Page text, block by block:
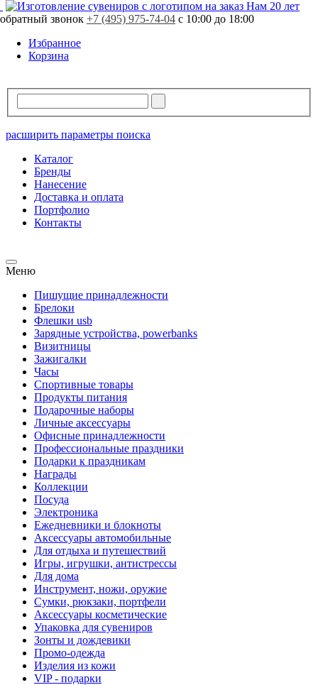
Нам 20 лет
обратный звонок +7 (495) 975-74-04 с 10:00 до 18:00
Избранное
Корзина
расширить параметры поиска
Каталог
Бренды
Нанесение
Доставка и оплата
Портфолио
Контакты
Меню
Пишущие принадлежности
Брелоки
Флешки usb
Зарядные устройства, powerbanks
Визитницы
Зажигалки
Часы
Спортивные товары
Продукты питания
Подарочные наборы
Личные аксессуары
Офисные принадлежности
Профессиональные праздники
Подарки к праздникам
Награды
Коллекции
Посуда
Электроника
Ежедневники и блокноты
Аксессуары автомобильные
Для отдыха и путешествий
Игры, игрушки, антистрессы
Для дома
Инструмент, ножи, оружие
Сумки, рюкзаки, портфели
Аксессуары косметические
Упаковка для сувениров
Зонты и дождевики
Промо-одежда
Изделия из кожи
VIP - подарки
Свободно480 шт.
В резерве 0 шт.